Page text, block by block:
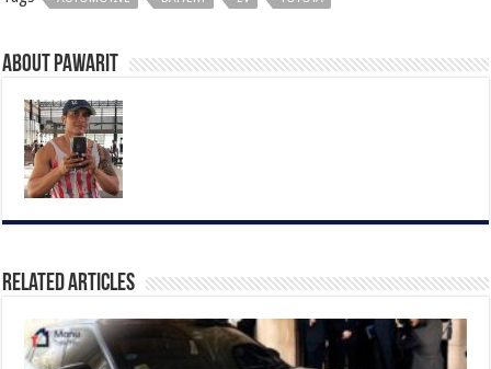
About pawarit
Related Articles